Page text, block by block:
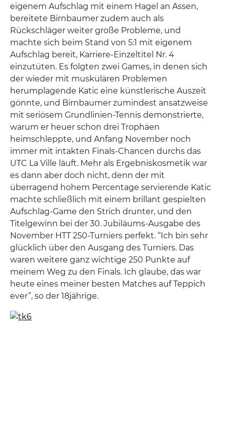
eigenem Aufschlag mit einem Hagel an Assen,
bereitete Birnbaumer zudem auch als
Rückschläger weiter große Probleme, und
machte sich beim Stand von 5:1 mit eigenem
Aufschlag bereit, Karriere-Einzeltitel Nr. 4
einzutüten. Es folgten zwei Games, in denen sich
der wieder mit muskulären Problemen
herumplagende Katic eine künstlerische Auszeit
gönnte, und Birnbaumer zumindest ansatzweise
mit seriösem Grundlinien-Tennis demonstrierte,
warum er heuer schon drei Trophäen
heimschleppte, und Anfang November noch
immer mit intakten Finals-Chancen durchs das
UTC La Ville läuft. Mehr als Ergebniskosmetik war
es dann aber doch nicht, denn der mit
überragend hohem Percentage servierende Katic
machte schließlich mit einem brillant gespielten
Aufschlag-Game den Strich drunter, und den
Titelgewinn bei der 30. Jubiläums-Ausgabe des
November HTT 250-Turniers perfekt. “Ich bin sehr
glücklich über den Ausgang des Turniers. Das
waren weitere ganz wichtige 250 Punkte auf
meinem Weg zu den Finals. Ich glaube, das war
heute eines meiner besten Matches auf Teppich
ever”, so der 18jährige.